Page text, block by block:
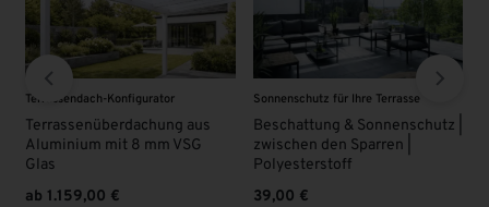
Terrassendach-Konfigurator
Terrassenüberdachung aus
Aluminium mit 8 mm VSG
Glas
1.159,00€
Sonnenschutz für Ihre Terrasse
Beschattung & Sonnenschutz |
zwischen den Sparren |
Polyesterstoff
39,00€